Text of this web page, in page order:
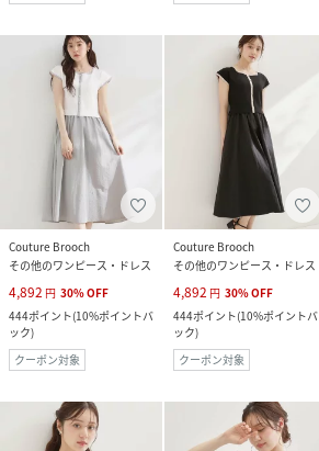
Couture Brooch
その他のワンピース・ドレス
4,892 円 30%OFF
444ポイント(10%ポイントバ
ック)
クーポン対象
Couture Brooch
その他のワンピース・ドレス
4,892 円 30%OFF
444ポイント(10%ポイントバ
ック)
クーポン対象